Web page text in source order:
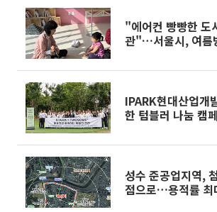
"에어컨 빵빵한 도
관"…서울시, 여름
IPARK현대산업개
한 텀블러 나눔 캠
성수 준공업지역,
점으로…용적률